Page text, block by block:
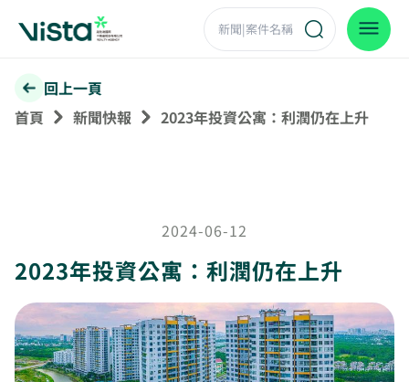
回上一頁
首頁
新聞快報 2023年投資公寓：利潤仍在上升
2024-06-12
2023年投資公寓：利潤仍在上升